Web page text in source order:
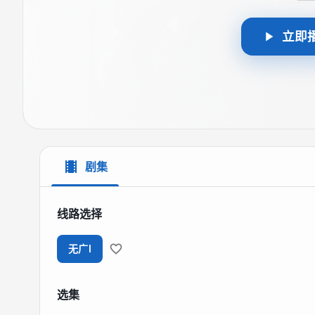
立即
剧集
线路选择
无广I
选集